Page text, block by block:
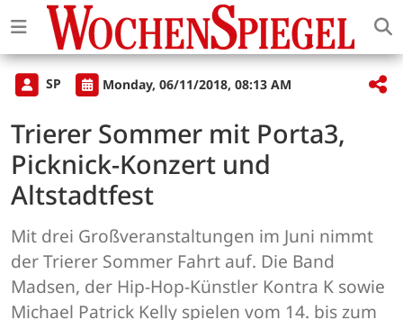
SP Monday, 06/11/2018, 08:13 AM
Trierer Sommer mit Porta3,
Picknick-Konzert und
Altstadtfest
Mit drei Großveranstaltungen im Juni nimmt
der Trierer Sommer Fahrt auf. Die Band
Madsen, der Hip-Hop-Künstler Kontra K sowie
Michael Patrick Kelly spielen vom 14. bis zum